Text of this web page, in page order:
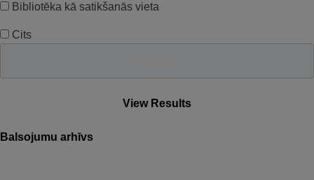
Bibliotēka kā satikšanās vieta
Cits
View Results
Balsojumu arhīvs